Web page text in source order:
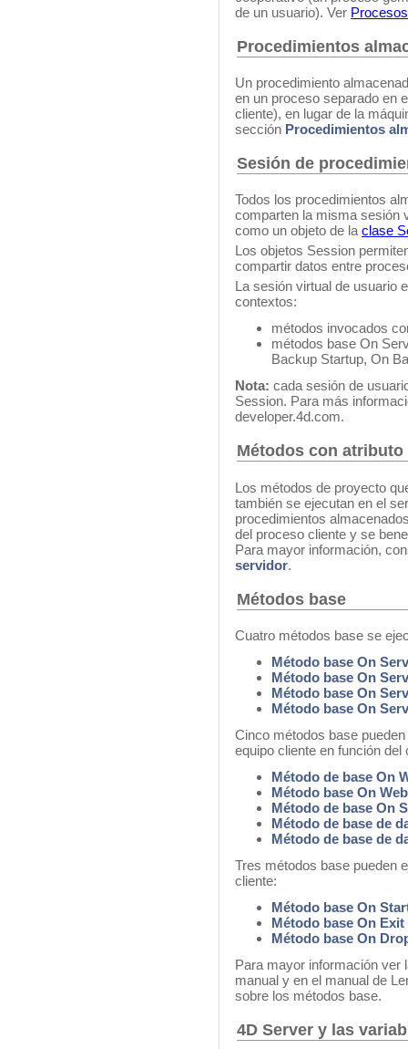
de un usuario). Ver
Procedimientos
Un procedimiento
en un proceso separado en
cliente), en lugar de la
sección Procedimientos
Sesión de
Todos los procedimientos
comparten la misma sesión
como un objeto de la clase
Los objetos Session
compartir datos entre
La sesión virtual de usuario
contextos:
métodos invocados
métodos base On
Backup Startup, On
Nota: cada sesión de
Session. Para más
developer.4d.com.
Métodos con
Los métodos de proyecto
también se ejecutan en el
procedimientos
del proceso cliente y se
Para mayor información,
servidor.
Métodos base
Cuatro métodos base se
Método base On
Método base On
Método base On
Método base On
Cinco métodos base
equipo cliente en función del
Método de base On
Método base On
Método de base On
Método de base de
Método de base de
Tres métodos base pueden
cliente:
Método base On
Método base On Exit
Método base On
Para mayor información ver
manual y en el manual de
sobre los métodos base.
4D Server y las